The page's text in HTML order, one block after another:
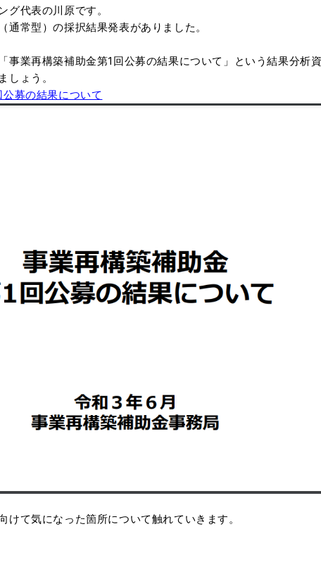
グ代表の川原です。
通常型）の採択結果発表がありました。
事業再構築補助金第1回公募の結果について」という結果分析
しょう。
募の結果について
けて気になった箇所について触れていきます。